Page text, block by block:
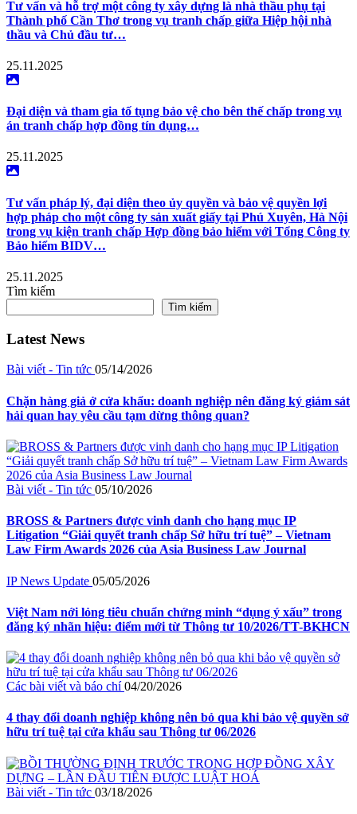
Tư vấn và hỗ trợ một công ty xây dựng là nhà thầu phụ tại
Thành phố Cần Thơ trong vụ tranh chấp giữa Hiệp hội nhà
thầu và Chủ đầu tư…
25.11.2025
Đại diện và tham gia tố tụng bảo vệ cho bên thế chấp trong vụ
án tranh chấp hợp đồng tín dụng…
25.11.2025
Tư vấn pháp lý, đại diện theo ủy quyền và bảo vệ quyền lợi
hợp pháp cho một công ty sản xuất giấy tại Phú Xuyên, Hà Nội
trong vụ kiện tranh chấp Hợp đồng bảo hiểm với Tổng Công ty
Bảo hiểm BIDV…
25.11.2025
Tìm kiếm
Tìm kiếm
Latest News
Bài viết - Tin tức 05/14/2026
Chặn hàng giả ở cửa khẩu: doanh nghiệp nên đăng ký giám sát
hải quan hay yêu cầu tạm dừng thông quan?
Bài viết - Tin tức 05/10/2026
BROSS & Partners được vinh danh cho hạng mục IP
Litigation “Giải quyết tranh chấp Sở hữu trí tuệ” – Vietnam
Law Firm Awards 2026 của Asia Business Law Journal
IP News Update 05/05/2026
Việt Nam nới lỏng tiêu chuẩn chứng minh “dụng ý xấu” trong
đăng ký nhãn hiệu: điểm mới từ Thông tư 10/2026/TT-BKHCN
Các bài viết và báo chí04/20/2026
4 thay đổi doanh nghiệp không nên bỏ qua khi bảo vệ quyền sở
hữu trí tuệ tại cửa khẩu sau Thông tư 06/2026
Bài viết - Tin tức 03/18/2026